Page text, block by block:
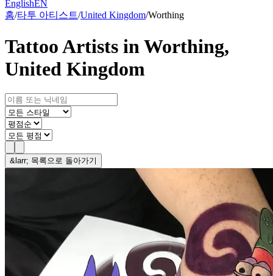
EnglishEN
홈/타투 아티스트/United Kingdom/Worthing
Tattoo Artists in Worthing,
United Kingdom
&larr; 목록으로 돌아가기